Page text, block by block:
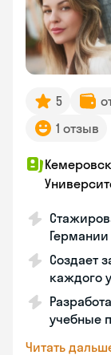
5
1 отзыв
Германии
Создает
каждого
учебные
Читать